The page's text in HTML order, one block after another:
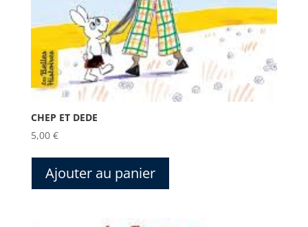
CHEP ET DEDE
5,00 €
Ajouter au panier